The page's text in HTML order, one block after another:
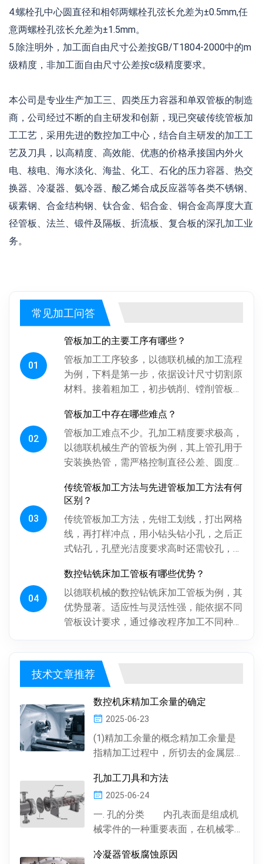
4.螺栓孔中心圆直径和相邻两螺栓孔弦长允差为±0.5mm,任
意两螺栓孔弦长允差为±1.5mm。
5.除注明外，加工面自由尺寸公差按GB/T1804-2000中的m
级精度，非加工面自由尺寸公差按c级精度要求。
本公司是专业生产加工三、四类压力容器和单双管板的制造
商，公司经过不断的自主研发和创新，现已突破传统管板加
工工艺，采用先进的数控加工中心，结合自主研发的加工工
艺及刀具，以高精度、高效能、优惠的价格承接国内外火
电、核电、海水淡化、海盐、化工、石化的压力容器、热交
换器、冷凝器、氨冷器、酸乙烯合成反应器等各类不锈钢、
碳素钢、合金结构钢、钛合金、铝合金、铜合金高厚度大直
径管板、法兰、锻件及隔板、折流板、复合板的深孔加工业
务。
常见加工问答
01
管板加工的主要工序有哪些？
管板加工工序较多，以德联机械的加工流程
为例，下料是第一步，依据设计尺寸切割原
材料。接着粗加工，初步铣削、镗削管板各
关键，通过射线、超声波探伤检...
02
管板加工中存在哪些难点？
管板加工难点不少。孔加工精度要求极高，
以德联机械生产的管板为例，其上管孔用于
安装换热管，需严格控制直径公差、圆度、
影响换热管安装与设备性能。板...
03
传统管板加工方法与先进管板加工方法有何
区别？
传统管板加工方法，先钳工划线，打出网格
线，再打样冲点，用小钻头钻小孔，之后正
式钻孔，孔壁光洁度要求高时还需铰孔，最
摇臂定位，劳动强度大、效率低...
04
数控钻铣床加工管板有哪些优势？
以德联机械的数控钻铣床加工管板为例，其
优势显著。适应性与灵活性强，能依据不同
管板设计要求，通过修改程序加工不同种
技术文章推荐
数控机床精加工余量的确定
2025-06-23
(1)精加工余量的概念精加工余量是
指精加工过程中，所切去的金属层
工余量由精加工一次...
孔加工刀具和方法
2025-06-24
一. 孔的分类 内孔表面是组成机
械零件的一种重要表面，在机械零
有圆柱形孔、...
冷凝器管板腐蚀原因